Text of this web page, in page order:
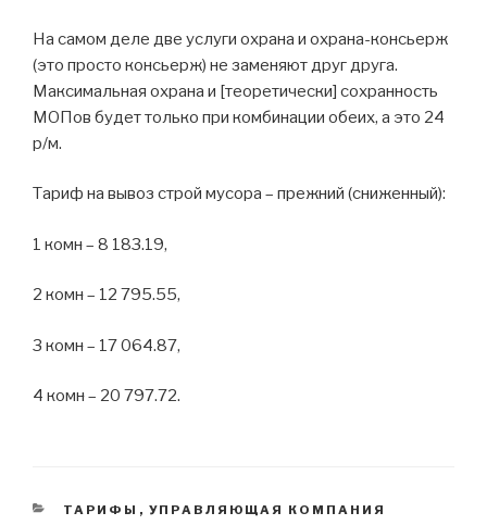
На самом деле две услуги охрана и охрана-консьерж
(это просто консьерж) не заменяют друг друга.
Максимальная охрана и [теоретически] сохранность
МОПов будет только при комбинации обеих, а это 24
р/м.
Тариф на вывоз строй мусора – прежний (сниженный):
1 комн – 8 183.19,
2 комн – 12 795.55,
3 комн – 17 064.87,
4 комн – 20 797.72.
CATEGORIES
ТАРИФЫ , УПРАВЛЯЮЩАЯ КОМПАНИЯ